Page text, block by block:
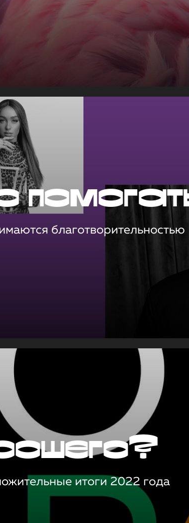
благотворительностью
итоги 2022 года